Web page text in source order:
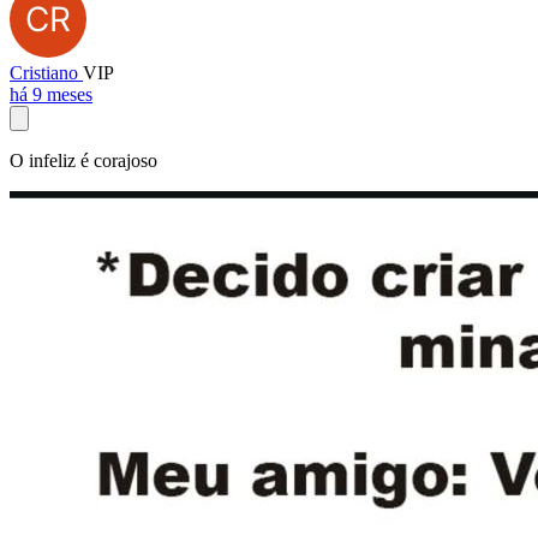
Cristiano VIP
há 9 meses
O infeliz é corajoso